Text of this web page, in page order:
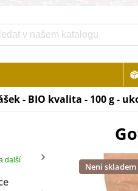
- BIO kvalita - 100 g -
další
Není skladem